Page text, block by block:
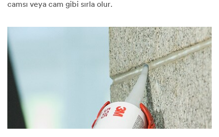
camsı veya cam gibi sırla olur.